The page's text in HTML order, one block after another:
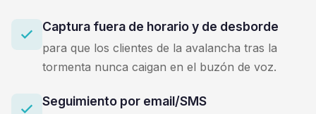
Captura fuera de horario y de desborde
para que los clientes de la avalancha tras la
tormenta nunca caigan en el buzón de voz.
Seguimiento por email/SMS